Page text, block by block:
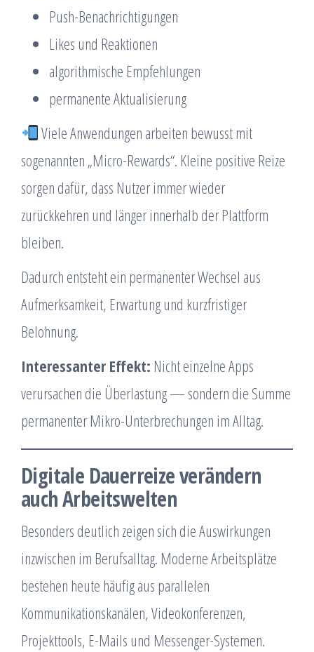
Push-Benachrichtigungen
Likes und Reaktionen
algorithmische Empfehlungen
permanente Aktualisierung
Viele Anwendungen arbeiten bewusst mit
sogenannten „Micro-Rewards“. Kleine positive Reize
sorgen dafür, dass Nutzer immer wieder
zurückkehren und länger innerhalb der Plattform
bleiben.
Dadurch entsteht ein permanenter Wechsel aus
Aufmerksamkeit, Erwartung und kurzfristiger
Belohnung.
Interessanter Effekt: Nicht einzelne Apps
verursachen die Überlastung — sondern die Summe
permanenter Mikro-Unterbrechungen im Alltag.
Digitale Dauerreize verändern
auch Arbeitswelten
Besonders deutlich zeigen sich die Auswirkungen
inzwischen im Berufsalltag. Moderne Arbeitsplätze
bestehen heute häufig aus parallelen
Kommunikationskanälen, Videokonferenzen,
Projekttools, E-Mails und Messenger-Systemen.